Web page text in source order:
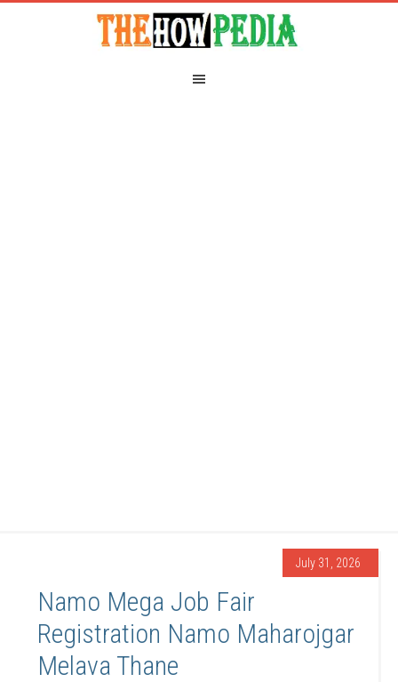
July 31, 2026
Namo Mega Job Fair
Registration Namo Maharojgar
Melava Thane